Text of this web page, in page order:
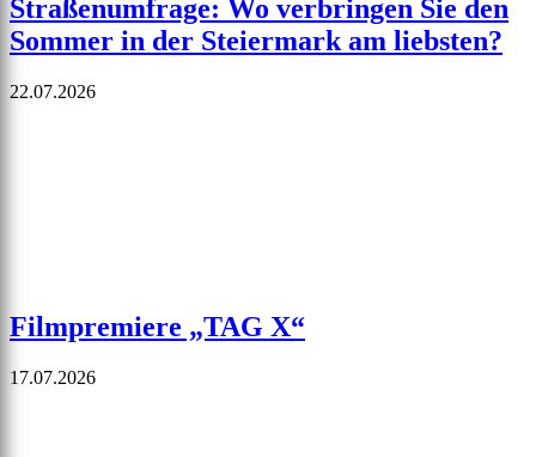
Straßenumfrage: Wo verbringen Sie den
Sommer in der Steiermark am liebsten?
22.07.2026
Filmpremiere „TAG X“
17.07.2026